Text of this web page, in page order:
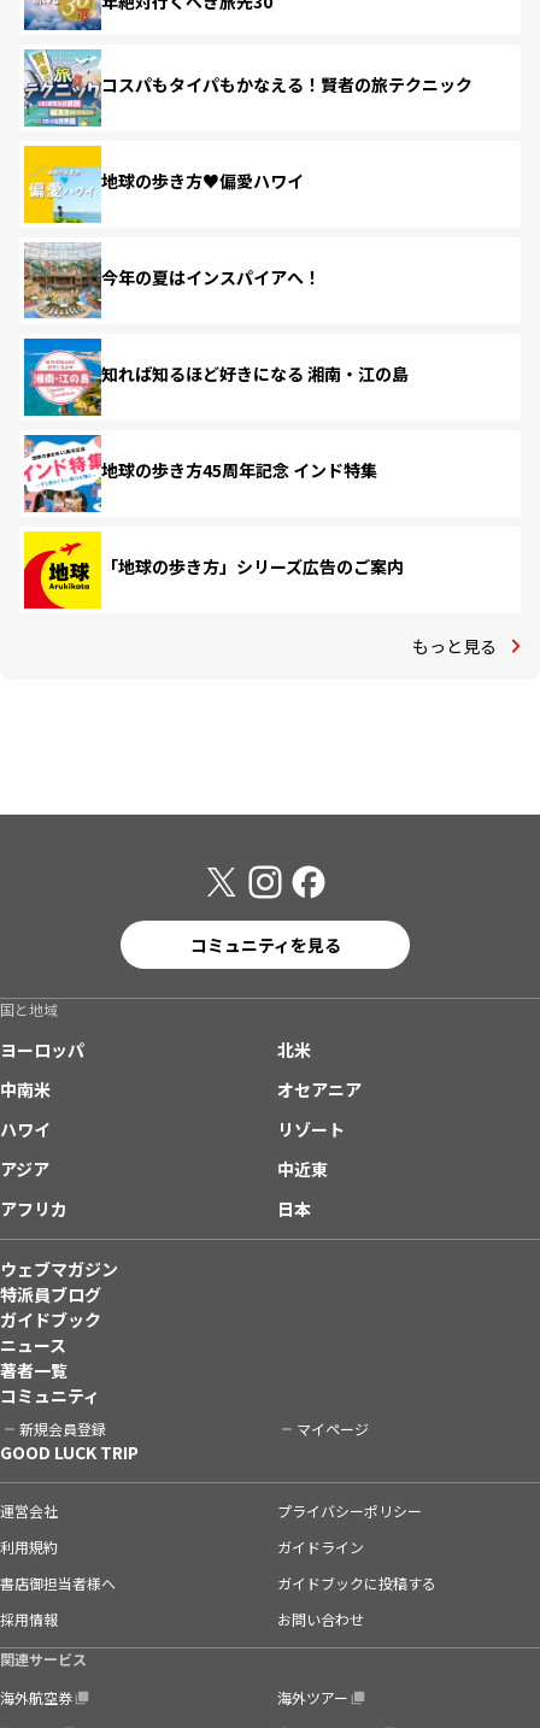
コスパもタイパもかなえる！賢者の旅テクニック
地球の歩き方♥偏愛ハワイ
今年の夏はインスパイアへ！
知れば知るほど好きになる 湘南・江の島
地球の歩き方45周年記念 インド特集
「地球の歩き方」シリーズ広告のご案内
もっと見る
コミュニティを見る
国と地域
ヨーロッパ
北米
中南米
オセアニア
ハワイ
リゾート
アジア
中近東
アフリカ
日本
ウェブマガジン
特派員ブログ
ガイドブック
ニュース
著者一覧
コミュニティ
新規会員登録 マイページ
GOOD LUCK TRIP
運営会社
プライバシーポリシー
利用規約
ガイドライン
書店御担当者様へ
ガイドブックに投稿する
採用情報
お問い合わせ
関連サービス
海外航空券
海外ツアー